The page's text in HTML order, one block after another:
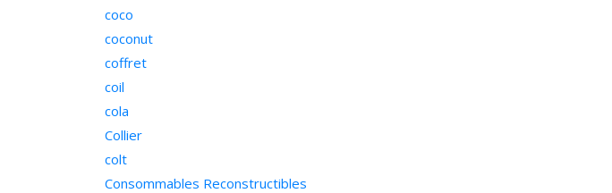
coco
coconut
coffret
coil
cola
Collier
colt
Consommables Reconstructibles